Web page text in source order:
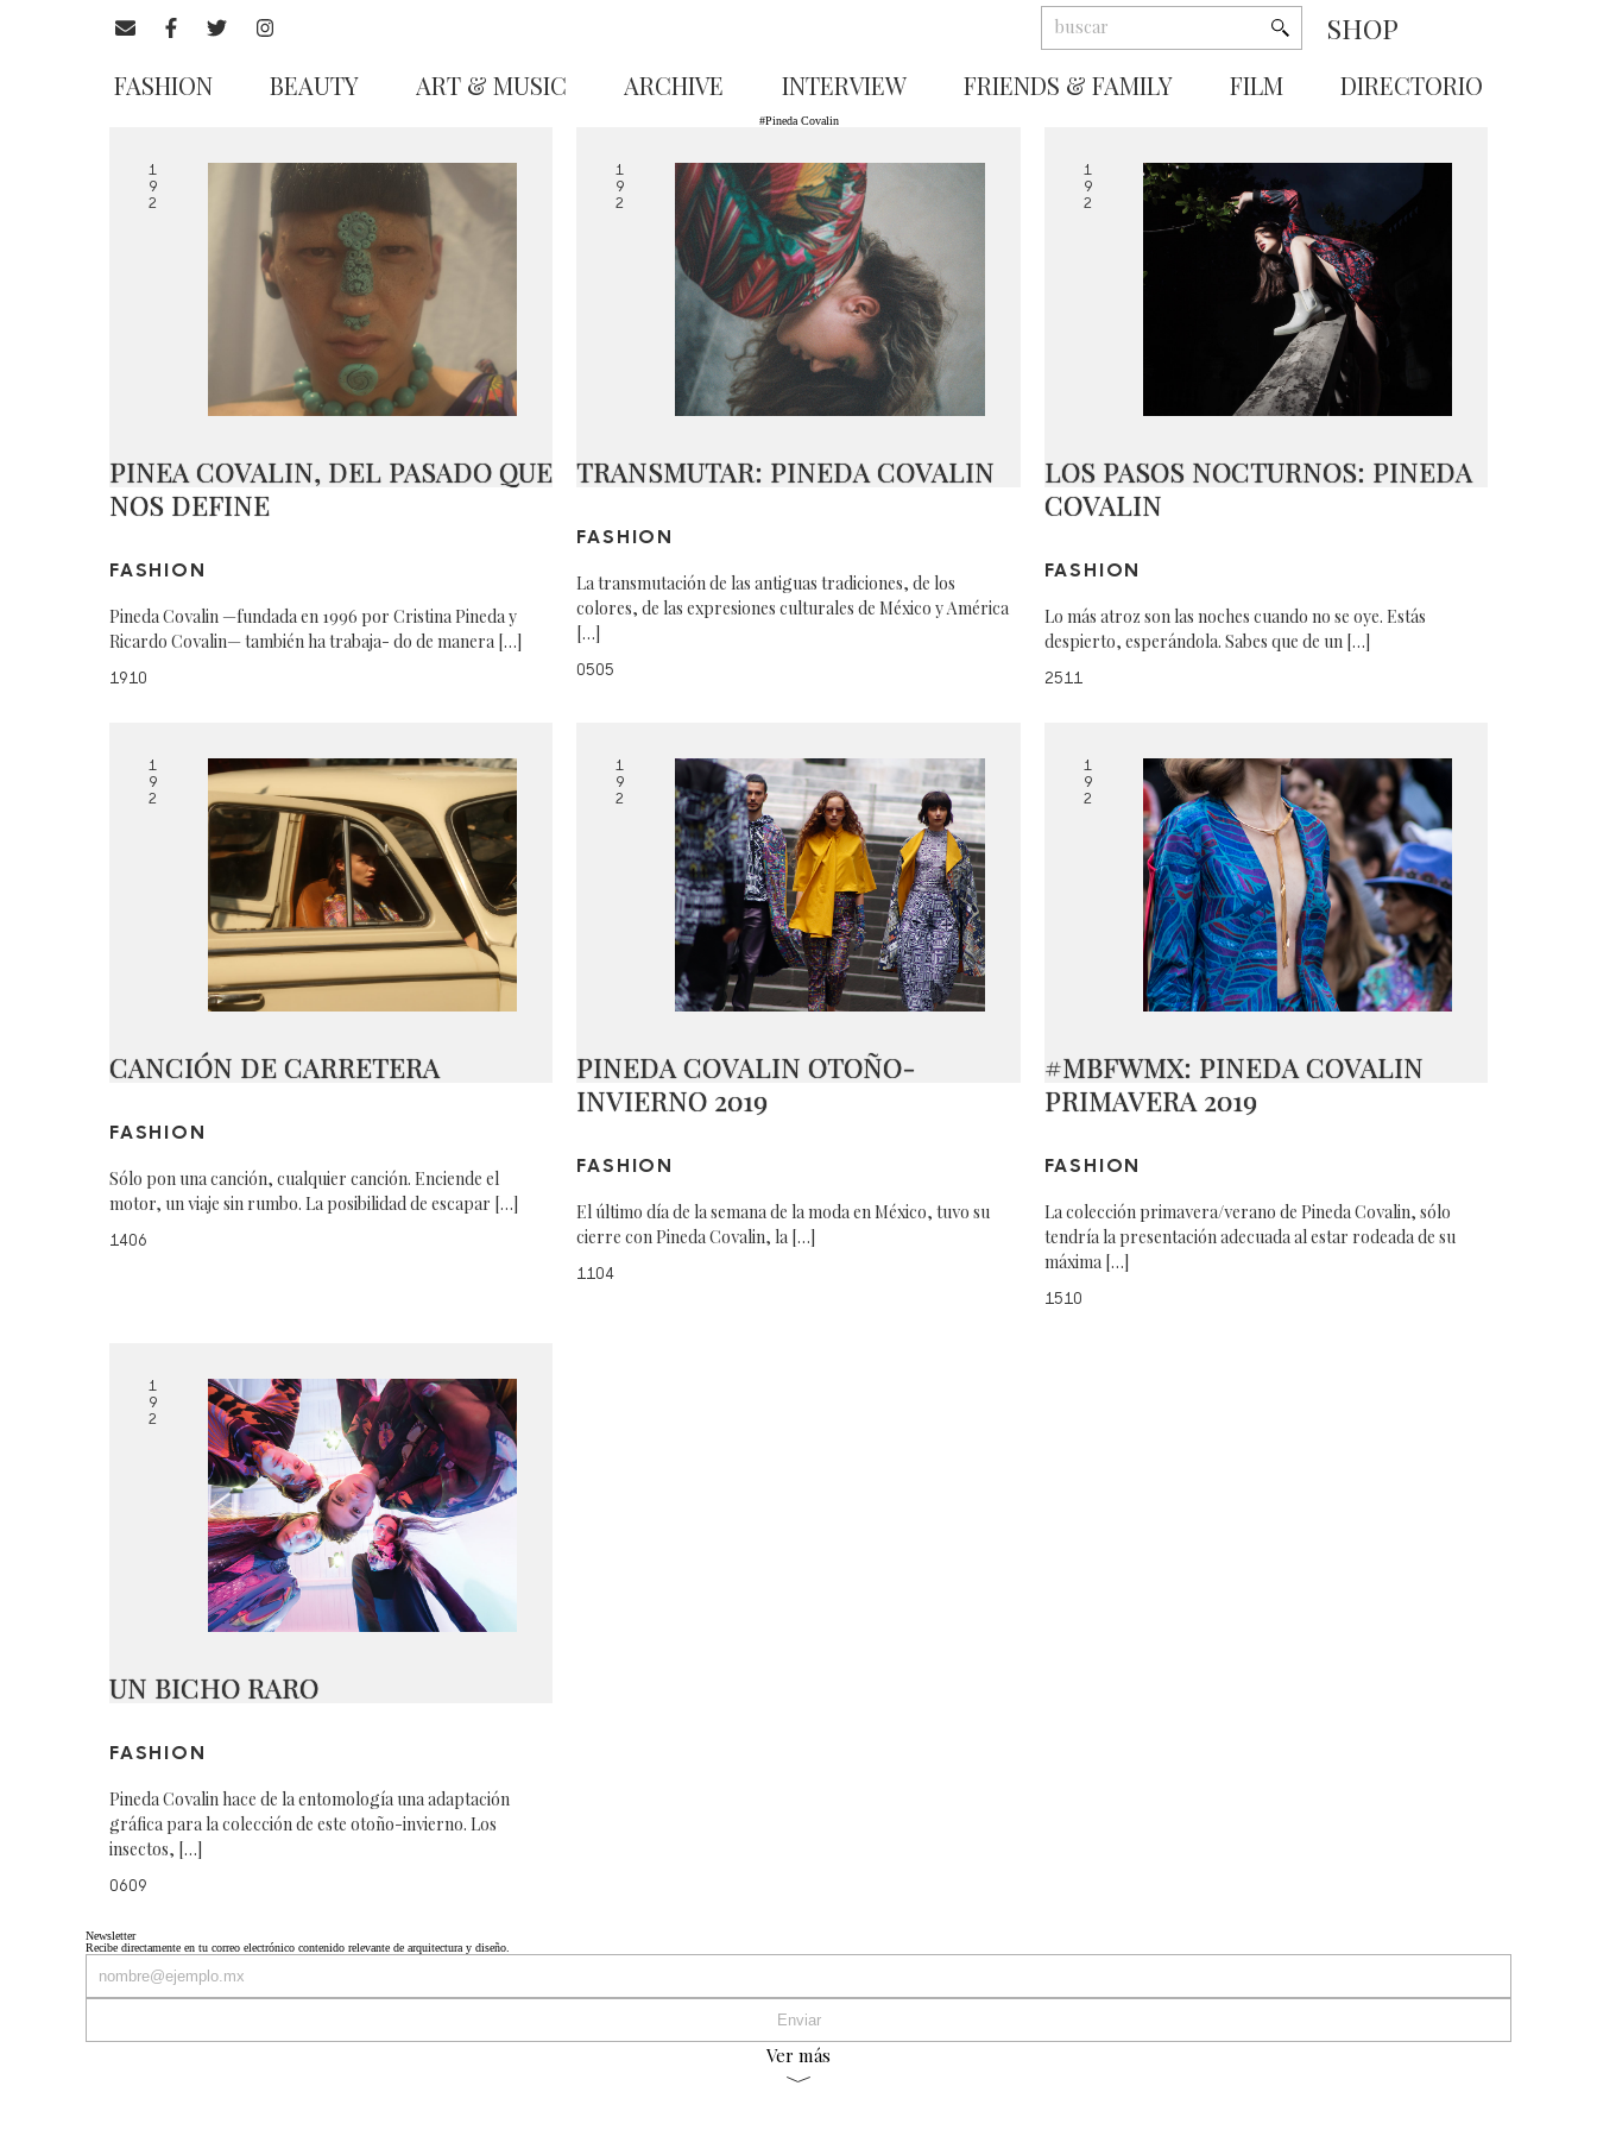
SHOP
FASHION BEAUTY ART & MUSIC ARCHIVE INTERVIEW FRIENDS & FAMILY FILM DIRECTORIO
#Pineda Covalin
1
9
2
PINEA COVALIN, DEL PASADO QUE
NOS DEFINE
FASHION
Pineda Covalin —fundada en 1996 por Cristina Pineda y
Ricardo Covalin— también ha trabaja- do de manera […]
1910
1
9
2
TRANSMUTAR: PINEDA COVALIN
FASHION
La transmutación de las antiguas tradiciones, de los
colores, de las expresiones culturales de México y América
[…]
0505
1
9
2
LOS PASOS NOCTURNOS: PINEDA
COVALIN
FASHION
Lo más atroz son las noches cuando no se oye. Estás
despierto, esperándola. Sabes que de un […]
2511
1
9
2
CANCIÓN DE CARRETERA
FASHION
Sólo pon una canción, cualquier canción. Enciende el
motor, un viaje sin rumbo. La posibilidad de escapar […]
1406
1
9
2
PINEDA COVALIN OTOÑO-
INVIERNO 2019
FASHION
El último día de la semana de la moda en México, tuvo su
cierre con Pineda Covalin, la […]
1104
1
9
2
#MBFWMX: PINEDA COVALIN
PRIMAVERA 2019
FASHION
La colección primavera/verano de Pineda Covalin, sólo
tendría la presentación adecuada al estar rodeada de su
máxima […]
1510
1
9
2
UN BICHO RARO
FASHION
Pineda Covalin hace de la entomología una adaptación
gráfica para la colección de este otoño-invierno. Los
insectos, […]
0609
Newsletter
Recibe directamente en tu correo electrónico contenido relevante de arquitectura y diseño.
Ver más